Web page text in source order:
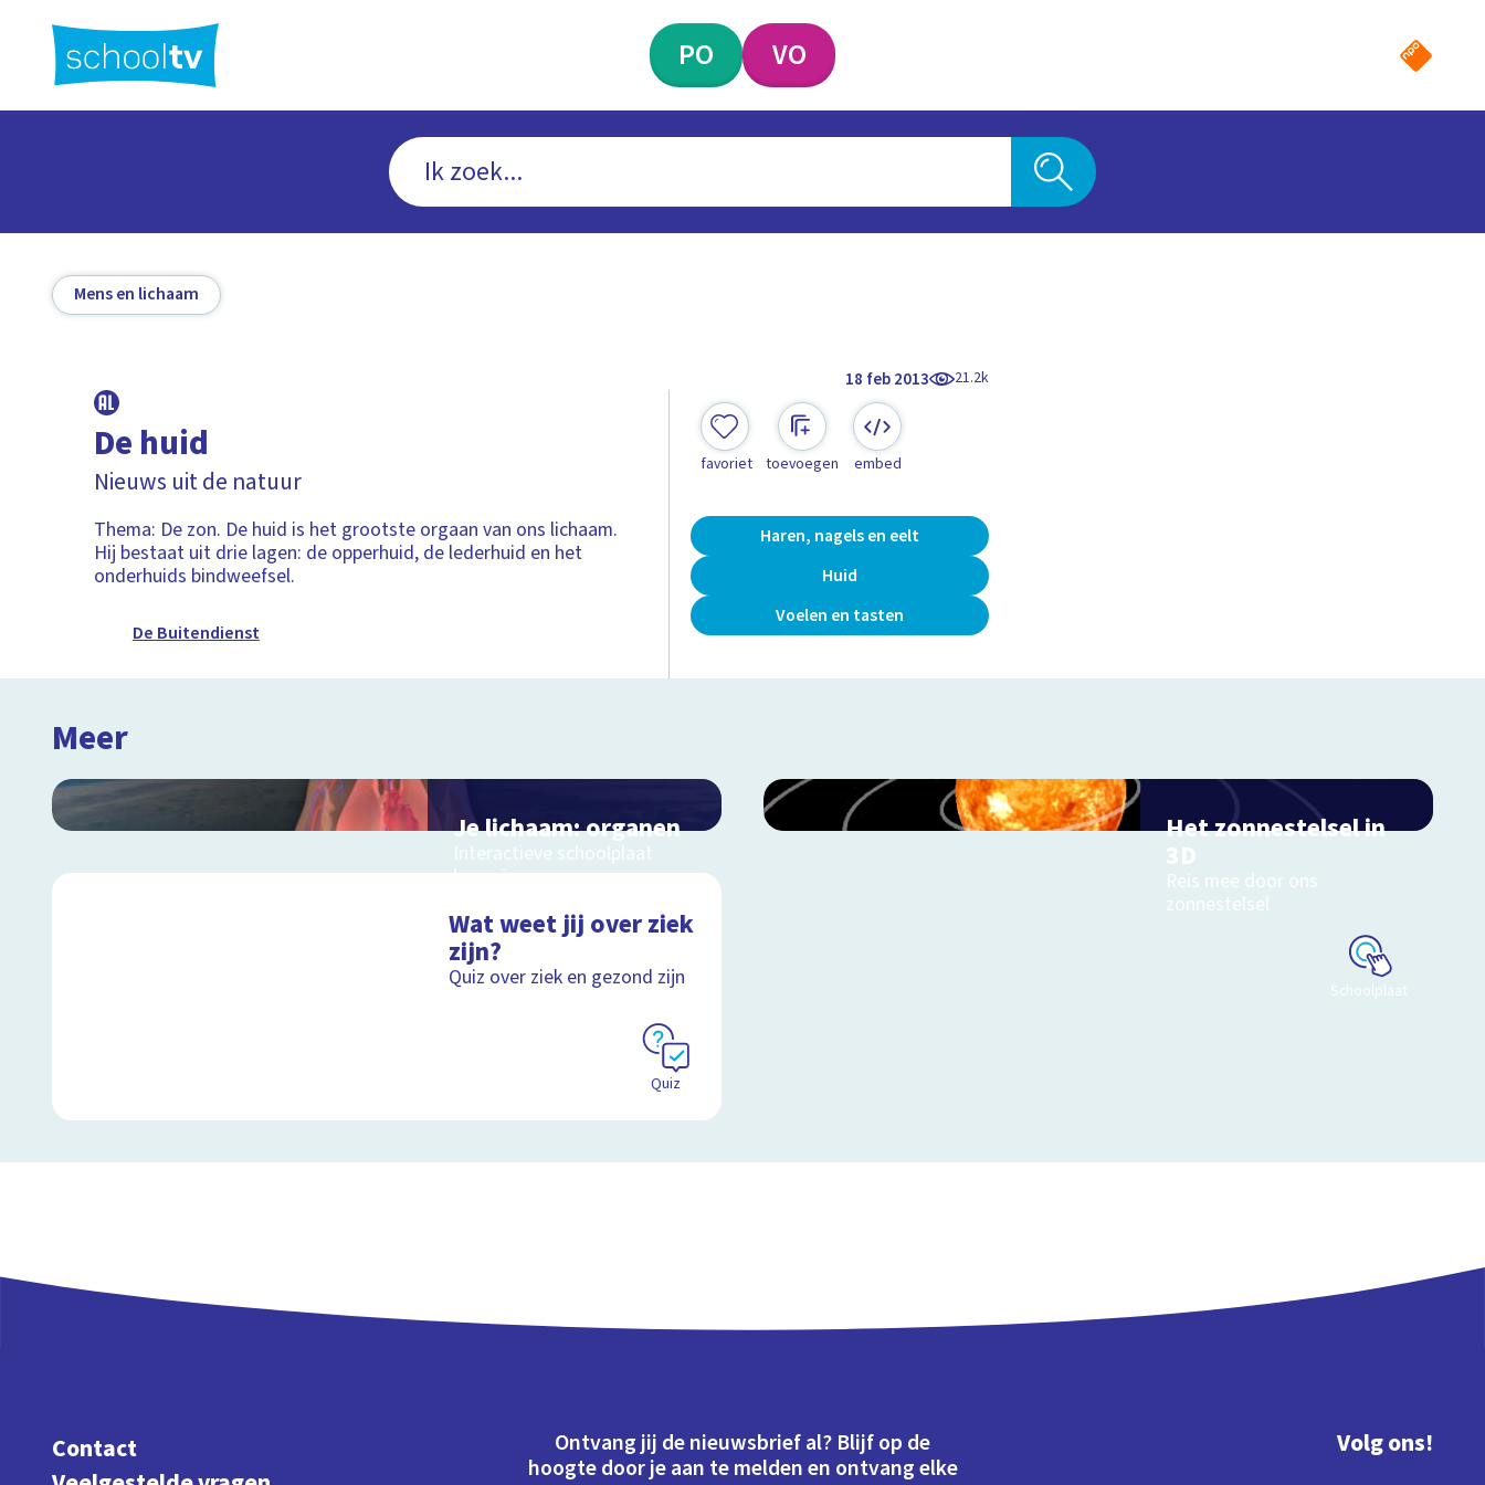
hoofdinhoud
PO VO
Mens en lichaam
18 feb 2013 21.2k
De huid
Nieuws uit de natuur
Thema: De zon. De huid is het grootste orgaan van ons lichaam.
Hij bestaat uit drie lagen: de opperhuid, de lederhuid en het
onderhuids bindweefsel.
De Buitendienst
favoriet toevoegen embed
Haren, nagels en eelt
Huid
Voelen en tasten
Meer
Je lichaam: organen
Interactieve schoolplaat
langs je organen
Het zonnestelsel in
3D
Reis mee door ons
zonnestelsel
Schoolplaat
Wat weet jij over ziek
zijn?
Quiz over ziek en gezond zijn
Quiz
Contact
Ontvang jij de nieuwsbrief al? Blijf op de
hoogte door je aan te melden en ontvang elke
Volg ons!